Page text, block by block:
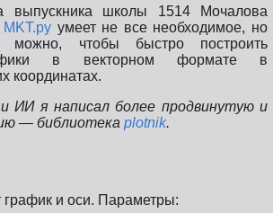
выпускника школы 1514 Мочалова
MKT.py умеет не все необходимое, но
можно, чтобы быстро построить
в векторном формате в
координатах.
ИИ я написал более продвинутую и
— библиотека plotnik.
график и оси. Параметры: